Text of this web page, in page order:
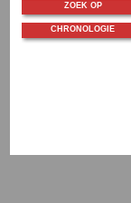
ZOEK OP
CHRONOLOGIE